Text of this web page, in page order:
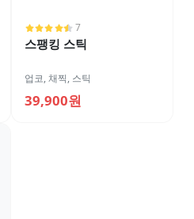
7
스팽킹 스틱
업코,채찍, 스틱
39,900원